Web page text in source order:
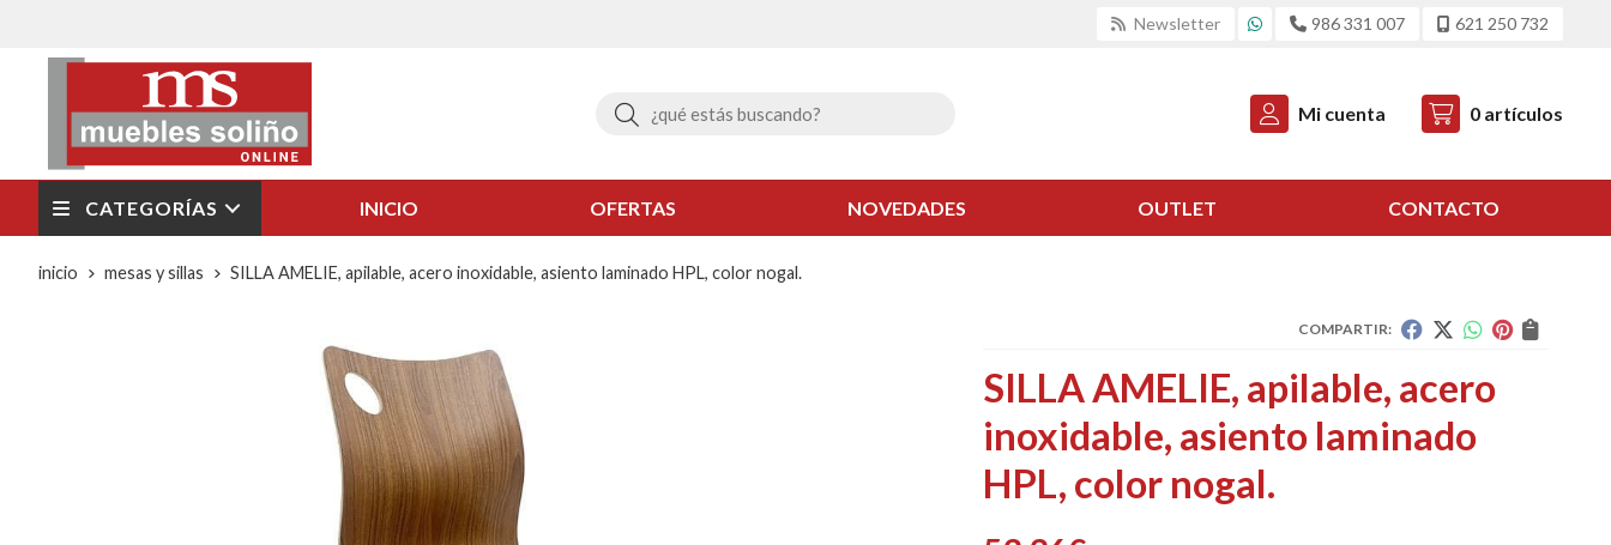
Newsletter 986 331 007 621 250 732
Buscar Mi cuenta 0 artículos
CATEGORÍAS INICIO OFERTAS NOVEDADES OUTLET CONTACTO
inicio mesas y sillas SILLA AMELIE, apilable, acero inoxidable, asiento laminado HPL, color nogal.
COMPARTIR:
SILLA AMELIE, apilable, acero
inoxidable, asiento laminado
HPL, color nogal.